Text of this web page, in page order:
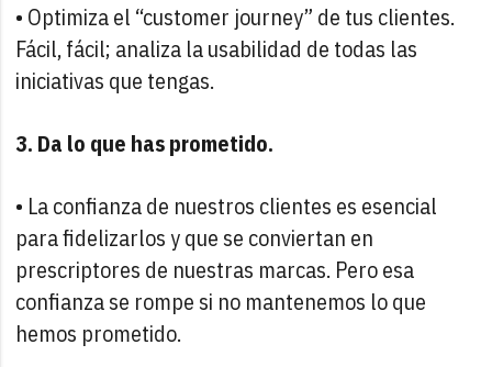
• Optimiza el “customer journey” de tus clientes.
Fácil, fácil; analiza la usabilidad de todas las
iniciativas que tengas.
3. Da lo que has prometido.
• La confianza de nuestros clientes es esencial
para fidelizarlos y que se conviertan en
prescriptores de nuestras marcas. Pero esa
confianza se rompe si no mantenemos lo que
hemos prometido.